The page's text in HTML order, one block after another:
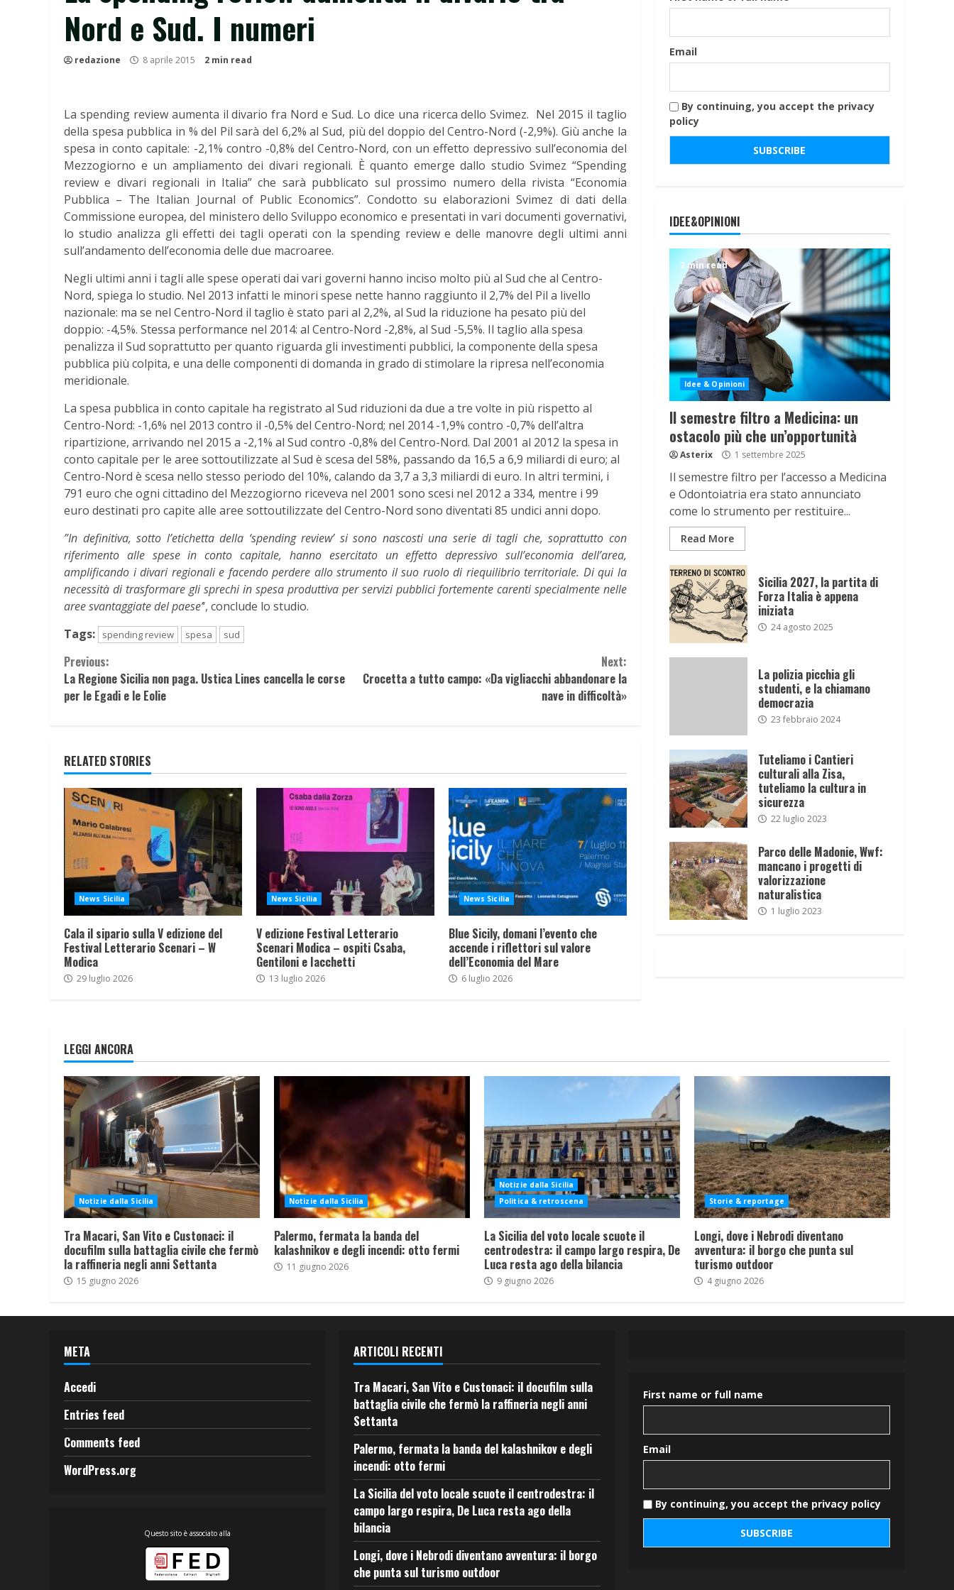
Nord e Sud. I numeri
redazione 8 aprile 2015 2 min read
La spending review aumenta il divario fra Nord e Sud. Lo dice una ricerca dello Svimez. Nel 2015 il taglio
della spesa pubblica in % del Pil sarà del 6,2% al Sud, più del doppio del Centro-Nord (-2,9%). Giù anche la
spesa in conto capitale: -2,1% contro -0,8% del Centro-Nord, con un effetto depressivo sull’economia del
Mezzogiorno e un ampliamento dei divari regionali. È quanto emerge dallo studio Svimez “Spending
review e divari regionali in Italia” che sarà pubblicato sul prossimo numero della rivista “Economia
Pubblica – The Italian Journal of Public Economics”. Condotto su elaborazioni Svimez di dati della
Commissione europea, del ministero dello Sviluppo economico e presentati in vari documenti governativi,
lo studio analizza gli effetti dei tagli operati con la spending review e delle manovre degli ultimi anni
sull’andamento dell’economia delle due macroaree.
Negli ultimi anni i tagli alle spese operati dai vari governi hanno inciso molto più al Sud che al Centro-
Nord, spiega lo studio. Nel 2013 infatti le minori spese nette hanno raggiunto il 2,7% del Pil a livello
nazionale: ma se nel Centro-Nord il taglio è stato pari al 2,2%, al Sud la riduzione ha pesato più del
doppio: -4,5%. Stessa performance nel 2014: al Centro-Nord -2,8%, al Sud -5,5%. Il taglio alla spesa
penalizza il Sud soprattutto per quanto riguarda gli investimenti pubblici, la componente della spesa
pubblica più colpita, e una delle componenti di domanda in grado di stimolare la ripresa nell’economia
meridionale.
La spesa pubblica in conto capitale ha registrato al Sud riduzioni da due a tre volte in più rispetto al
Centro-Nord: -1,6% nel 2013 contro il -0,5% del Centro-Nord; nel 2014 -1,9% contro -0,7% dell’altra
ripartizione, arrivando nel 2015 a -2,1% al Sud contro -0,8% del Centro-Nord. Dal 2001 al 2012 la spesa in
conto capitale per le aree sottoutilizzate al Sud è scesa del 58%, passando da 16,5 a 6,9 miliardi di euro; al
Centro-Nord è scesa nello stesso periodo del 10%, calando da 3,7 a 3,3 miliardi di euro. In altri termini, i
791 euro che ogni cittadino del Mezzogiorno riceveva nel 2001 sono scesi nel 2012 a 334, mentre i 99
euro destinati pro capite alle aree sottoutilizzate del Centro-Nord sono diventati 85 undici anni dopo.
”In definitiva, sotto l’etichetta della ‘spending review’ si sono nascosti una serie di tagli che, soprattutto con
riferimento alle spese in conto capitale, hanno esercitato un effetto depressivo sull’economia dell’area,
amplificando i divari regionali e facendo perdere allo strumento il suo ruolo di riequilibrio territoriale. Di qui la
necessità di trasformare gli sprechi in spesa produttiva per servizi pubblici fortemente carenti specialmente nelle
aree svantaggiate del paese’‘, conclude lo studio.
Tags:
spending review spesa sud
Continue
Reading
Previous:
La Regione Sicilia non paga. Ustica Lines cancella le corse
per le Egadi e le Eolie
Next:
Crocetta a tutto campo: «Da vigliacchi abbandonare la
nave in difficoltà»
RELATED STORIES
News Sicilia
Cala il sipario sulla V edizione del
Festival Letterario Scenari – W
Modica
29 luglio 2026
News Sicilia
V edizione Festival Letterario
Scenari Modica – ospiti Csaba,
Gentiloni e Iacchetti
13 luglio 2026
News Sicilia
Blue Sicily, domani l’evento che
accende i riflettori sul valore
dell’Economia del Mare
6 luglio 2026
Email
By continuing, you accept the privacy
policy
IDEE&OPINIONI
2 min read
Idee & Opinioni
Il semestre filtro a Medicina: un
ostacolo più che un’opportunità
Asterix 1 settembre 2025
Il semestre filtro per l’accesso a Medicina
e Odontoiatria era stato annunciato
come lo strumento per restituire...
Read More
Sicilia 2027, la partita di
Forza Italia è appena
iniziata
24 agosto 2025
La polizia picchia gli
studenti, e la chiamano
democrazia
23 febbraio 2024
Tuteliamo i Cantieri
culturali alla Zisa,
tuteliamo la cultura in
sicurezza
22 luglio 2023
Parco delle Madonie, Wwf:
mancano i progetti di
valorizzazione
naturalistica
1 luglio 2023
LEGGI ANCORA
Notizie dalla Sicilia
Tra Macari, San Vito e Custonaci: il
docufilm sulla battaglia civile che fermò
la raffineria negli anni Settanta
15 giugno 2026
Notizie dalla Sicilia
Palermo, fermata la banda del
kalashnikov e degli incendi: otto fermi
11 giugno 2026
Notizie dalla Sicilia
Politica & retroscena
La Sicilia del voto locale scuote il
centrodestra: il campo largo respira, De
Luca resta ago della bilancia
9 giugno 2026
Storie & reportage
Longi, dove i Nebrodi diventano
avventura: il borgo che punta sul
turismo outdoor
4 giugno 2026
META
Accedi
Entries feed
Comments feed
WordPress.org
Questo sito è associato alla
ARTICOLI RECENTI
Tra Macari, San Vito e Custonaci: il docufilm sulla
battaglia civile che fermò la raffineria negli anni
Settanta
Palermo, fermata la banda del kalashnikov e degli
incendi: otto fermi
La Sicilia del voto locale scuote il centrodestra: il
campo largo respira, De Luca resta ago della
bilancia
Longi, dove i Nebrodi diventano avventura: il borgo
che punta sul turismo outdoor
First name or full name
Email
By continuing, you accept the privacy policy